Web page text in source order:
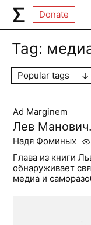
Donate
Tag:
Popular tags
Ad Marginem
Лев
Надя Фоминых
Глава из книги
обнаруживает
медиа и